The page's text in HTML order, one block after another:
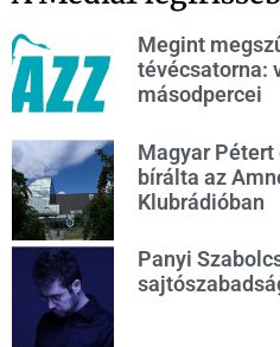
Megint
tévécsatorna:
másodpercei
Magyar
bírálta az
Klubrádióban
Panyi